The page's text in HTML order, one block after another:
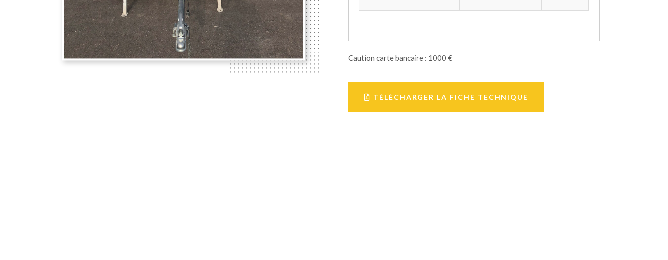
Caution carte bancaire : 1000 €
TÉLÉCHARGER LA FICHE TECHNIQUE